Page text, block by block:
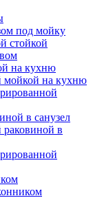
под мойку
стойкой
на кухню
мойкой на кухню
в санузел
в